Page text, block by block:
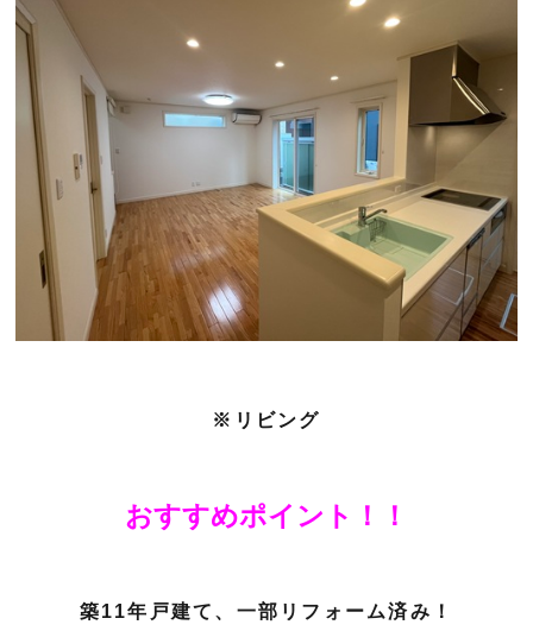
※リビング
おすすめポイント！！
築11年戸建て、一部リフォーム済み！